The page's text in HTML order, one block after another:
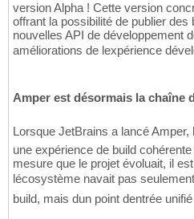
version Alpha ! Cette version
offrant la possibilité de publier des
nouvelles API de développement
améliorations de lexpérience
Amper est désormais la chaîne
Lorsque JetBrains a lancé Amper,
une expérience de build
mesure que le projet évoluait, il
lécosystème navait pas
build, mais dun point dentrée